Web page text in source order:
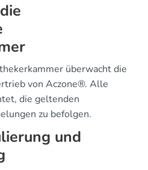
überwacht die
von Aczone®. Alle
die geltenden
zu befolgen.
und